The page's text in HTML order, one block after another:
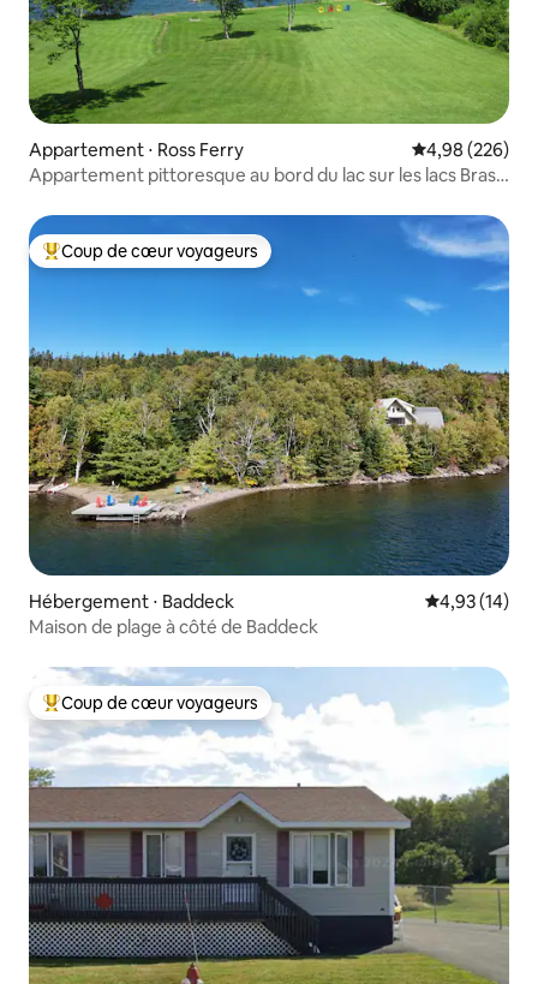
Appartement ⋅ Ross Ferry Évaluation
4,98 (226)
Appartement pittoresque au bord du lac sur les lacs Bras
Coups de cœur voyageurs les plus appréciés
Coup de cœur voyageurs
Hébergement ⋅ Baddeck Évaluation
4,93 (14)
Maison de plage à côté de Baddeck
Coups de cœur voyageurs les plus appréciés
Coup de cœur voyageurs